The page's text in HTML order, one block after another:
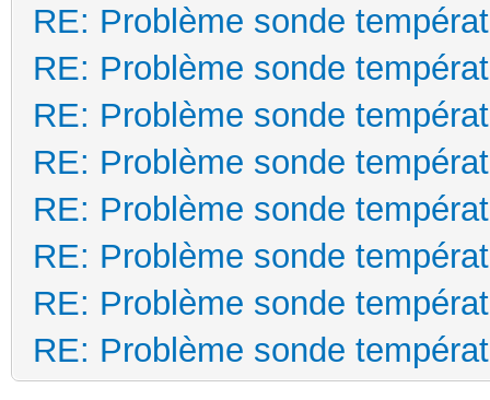
RE: Problème sonde
RE: Problème sonde
RE: Problème sonde
RE: Problème sonde
RE: Problème sonde
RE: Problème sonde
RE: Problème sonde
RE: Problème sonde